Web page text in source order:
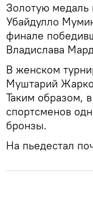
Золотую медаль
Убайдулло
финале
Владислава
В женском
Муштарий
Таким образом,
спортсменов
бронзы.
На пьедестал